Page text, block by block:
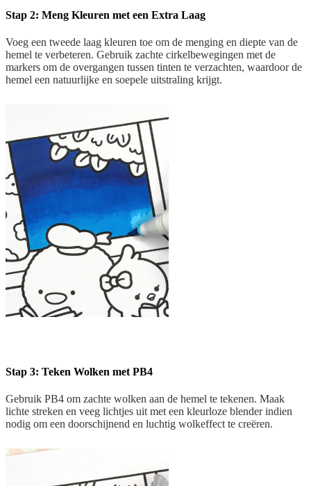
Stap 2: Meng Kleuren met een Extra Laag
Voeg een tweede laag kleuren toe om de menging en diepte van de
hemel te verbeteren. Gebruik zachte cirkelbewegingen met de
markers om de overgangen tussen tinten te verzachten, waardoor de
hemel een natuurlijke en soepele uitstraling krijgt.
Stap 3: Teken Wolken met PB4
Gebruik PB4 om zachte wolken aan de hemel te tekenen. Maak
lichte streken en veeg lichtjes uit met een kleurloze blender indien
nodig om een doorschijnend en luchtig wolkeffect te creëren.